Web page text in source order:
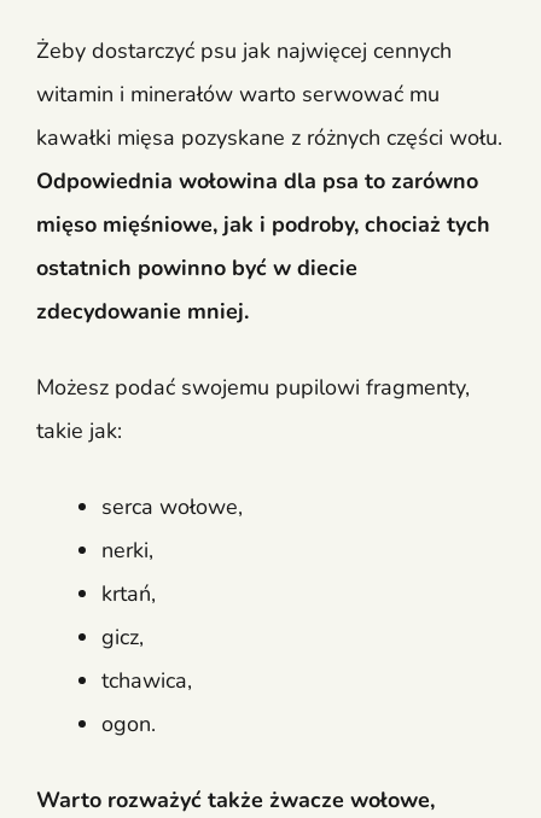
Żeby dostarczyć psu jak najwięcej cennych
witamin i minerałów warto serwować mu
kawałki mięsa pozyskane z różnych części wołu.
Odpowiednia wołowina dla psa to zarówno
mięso mięśniowe, jak i podroby, chociaż tych
ostatnich powinno być w diecie
zdecydowanie mniej.
Możesz podać swojemu pupilowi fragmenty,
takie jak:
serca wołowe,
nerki,
krtań,
gicz,
tchawica,
ogon.
Warto rozważyć także żwacze wołowe,